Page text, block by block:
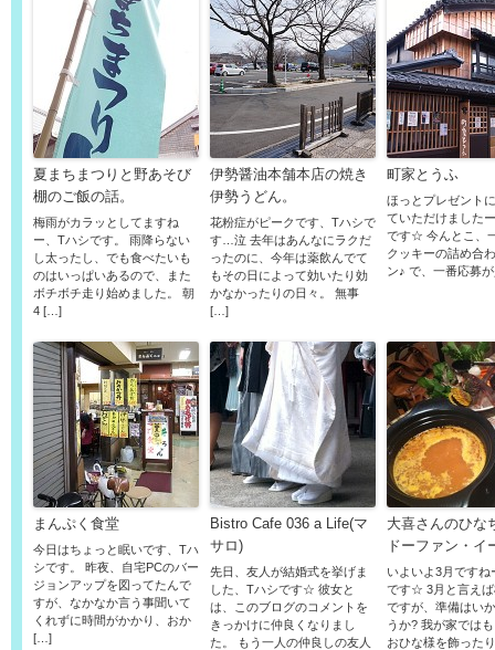
夏まちまつりと野あそび
棚のご飯の話。
梅雨がカラッとしてますね
ー、Tハシです。 雨降らない
し太ったし、でも食べたいも
のはいっぱいあるので、また
ボチボチ走り始めました。 朝
4 […]
伊勢醤油本舗本店の焼き
伊勢うどん。
花粉症がピークです、Tハシで
す…泣 去年はあんなにラクだ
ったのに、今年は薬飲んでて
もその日によって効いたり効
かなかったりの日々。 無事
[…]
町家とうふ
ほっとプレゼント
ていただけました
です☆ 今んとこ、
クッキーの詰め合
ン♪ で、一番応募
まんぷく食堂
今日はちょっと眠いです、Tハ
シです。 昨夜、自宅PCのバー
ジョンアップを図ってたんで
すが、なかなか言う事聞いて
くれずに時間がかかり、おか
[…]
Bistro Cafe 036 a Life(マ
サロ)
先日、友人が結婚式を挙げま
した、Tハシです☆ 彼女と
は、このブログのコメントを
きっかけに仲良くなりまし
た。 もう一人の仲良しの友人
大喜さんのひな
ドーファン・イ
いよいよ3月ですね
です☆ 3月と言え
ですが、準備はい
うか? 我が家では
おひな様を飾った